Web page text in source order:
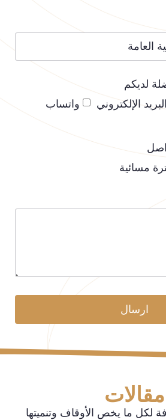
لديكم
البريد الإلكتروني
واتساب
مسائية
ارسال
مقالات
لكل ما يخص الأوقاف وتنميتها